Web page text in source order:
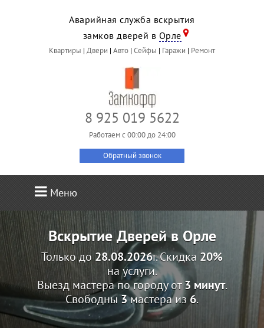
Аварийная служба вскрытия
замков дверей в Орле
Квартиры | Двери | Авто | Сейфы | Гаражи | Ремонт
8 925 019 5622
Работаем c 00:00 до 24:00
Обратный звонок
Меню
Вскрытие Дверей в Орле
Только до28.08.2026г. Скидка 20%
на услуги.
Выезд мастера по городу от3 минут.
Свободны3мастера из 6.